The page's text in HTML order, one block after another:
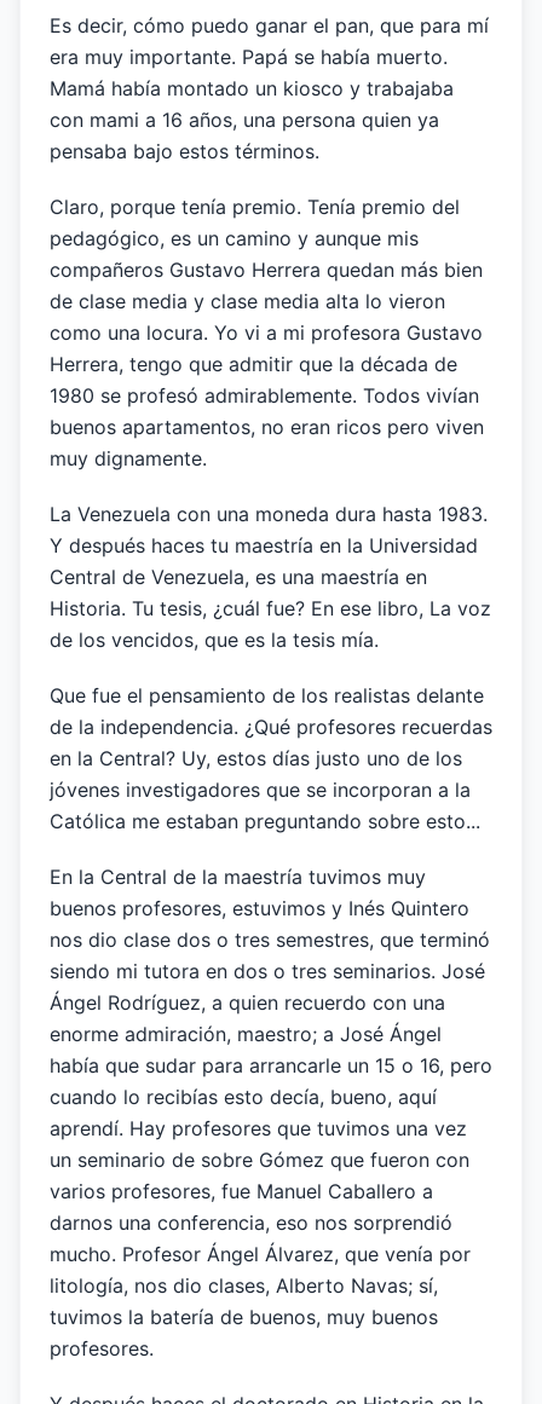
Es decir, cómo puedo ganar el pan, que para mí
era muy importante. Papá se había muerto.
Mamá había montado un kiosco y trabajaba
con mami a 16 años, una persona quien ya
pensaba bajo estos términos.
Claro, porque tenía premio. Tenía premio del
pedagógico, es un camino y aunque mis
compañeros Gustavo Herrera quedan más bien
de clase media y clase media alta lo vieron
como una locura. Yo vi a mi profesora Gustavo
Herrera, tengo que admitir que la década de
1980 se profesó admirablemente. Todos vivían
buenos apartamentos, no eran ricos pero viven
muy dignamente.
La Venezuela con una moneda dura hasta 1983.
Y después haces tu maestría en la Universidad
Central de Venezuela, es una maestría en
Historia. Tu tesis, ¿cuál fue? En ese libro, La voz
de los vencidos, que es la tesis mía.
Que fue el pensamiento de los realistas delante
de la independencia. ¿Qué profesores recuerdas
en la Central? Uy, estos días justo uno de los
jóvenes investigadores que se incorporan a la
Católica me estaban preguntando sobre esto...
En la Central de la maestría tuvimos muy
buenos profesores, estuvimos y Inés Quintero
nos dio clase dos o tres semestres, que terminó
siendo mi tutora en dos o tres seminarios. José
Ángel Rodríguez, a quien recuerdo con una
enorme admiración, maestro; a José Ángel
había que sudar para arrancarle un 15 o 16, pero
cuando lo recibías esto decía, bueno, aquí
aprendí. Hay profesores que tuvimos una vez
un seminario de sobre Gómez que fueron con
varios profesores, fue Manuel Caballero a
darnos una conferencia, eso nos sorprendió
mucho. Profesor Ángel Álvarez, que venía por
litología, nos dio clases, Alberto Navas; sí,
tuvimos la batería de buenos, muy buenos
profesores.